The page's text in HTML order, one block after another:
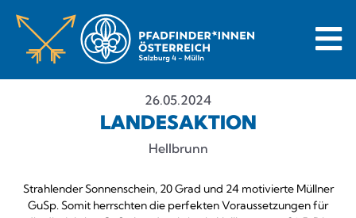
26.05.2024
LANDESAKTION
Hellbrunn
Strahlender Sonnenschein, 20 Grad und 24 motivierte Müllner
GuSp. Somit herrschten die perfekten Voraussetzungen für